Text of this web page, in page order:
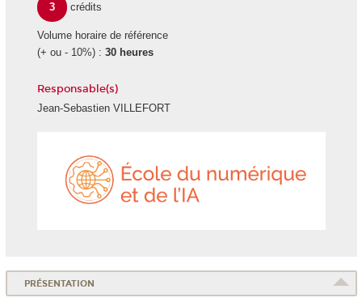
3
crédits
Volume horaire de référence
(+ ou - 10%) : 30 heures
Responsable(s)
Jean-Sebastien VILLEFORT
PRÉSENTATION